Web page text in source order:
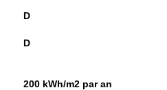
D
D
200 kWh/m2 par an